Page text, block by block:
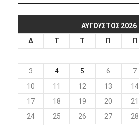
ΑΎΓΟΥΣΤΟΣ 2026
Δ
Τ Τ Π Π
3
4 5 6 7
10
11 12 13 14
17
18 19 20 21
24
25 26 27 28